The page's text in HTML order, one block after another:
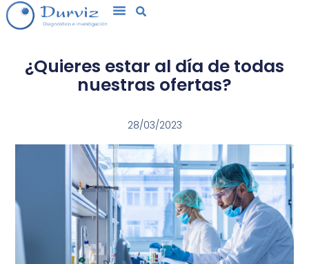
¿Quieres estar al día de todas
nuestras ofertas?
28/03/2023